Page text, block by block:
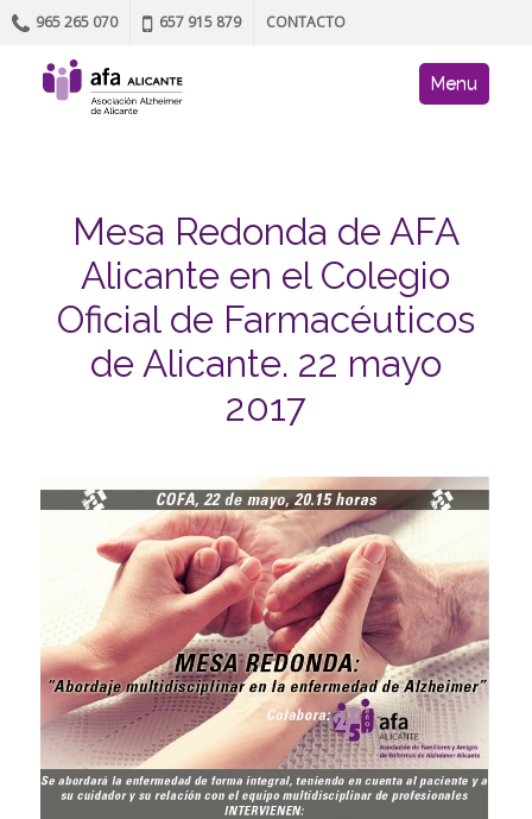
965 265 070 657 915 879 CONTACTO
AFA site
Skip to content
Menu
Mesa Redonda de AFA
Alicante en el Colegio
Oficial de Farmacéuticos
de Alicante. 22 mayo
2017